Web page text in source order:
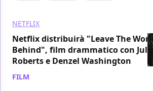
NETFLIX
Netflix distribuirà "Leave The
Behind", film drammatico con
Roberts e Denzel Washington
FILM